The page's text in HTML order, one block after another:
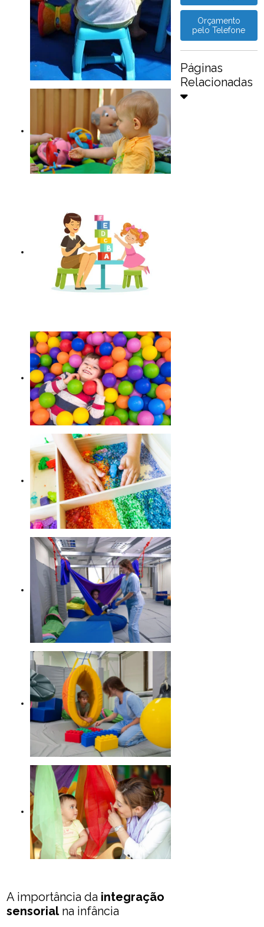
A importância da integração
sensorialna infância
Orçamento
pelo Telefone
Páginas
Relacionadas